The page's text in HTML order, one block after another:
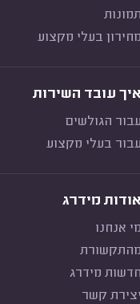
תמונות
מחירון בעלי מקצוע
איך עובד השירות
עבור הגולשים
עבור בעלי מקצוע
אודות מידרג
מי אנחנו
מהתקשורת
חדשות מידרג
יצירת קשר